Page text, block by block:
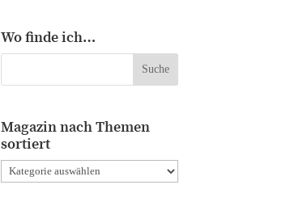
Wo finde ich…
Magazin nach Themen
sortiert
Magazin